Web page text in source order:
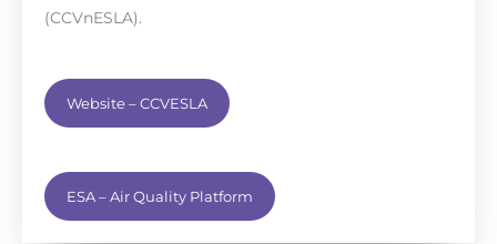
(CCVnESLA).
Website – CCVESLA
ESA – Air Quality Platform